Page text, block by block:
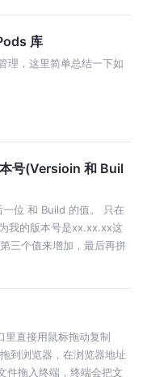
库
理，这里简单总结一下如
号(Versioin 和 Buil
位 和 Build 的值。 只在
我的版本号是xx.xx.xx这
三个值来增加，最后再拼
里直接用鼠标拖动复制
到浏览器，在浏览器地址
件拖入终端，终端会把文